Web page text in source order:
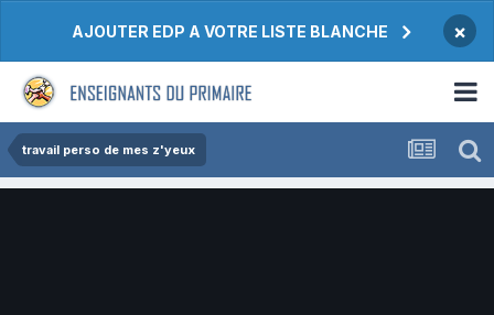
AJOUTER EDP A VOTRE LISTE BLANCHE ×
travail perso de mes z'yeux